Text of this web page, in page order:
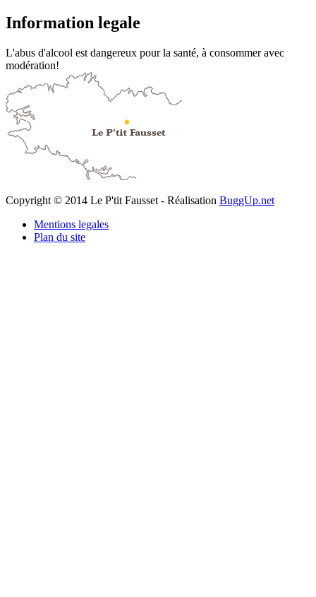
Information legale
L'abus d'alcool est dangereux pour la santé, à consommer avec
modération!
Copyright © 2014 Le P'tit Fausset - Réalisation BuggUp.net
Mentions legales
Plan du site